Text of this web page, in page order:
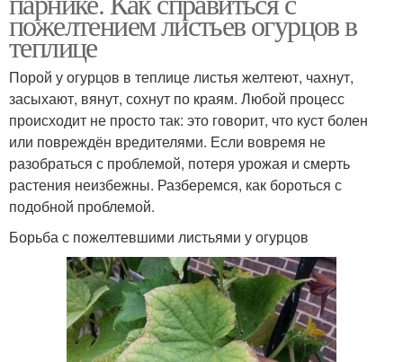
пожелтением листьев огурцов в
теплице
Порой у огурцов в теплице листья желтеют, чахнут,
засыхают, вянут, сохнут по краям. Любой процесс
происходит не просто так: это говорит, что куст болен
или повреждён вредителями. Если вовремя не
разобраться с проблемой, потеря урожая и смерть
растения неизбежны. Разберемся, как бороться с
подобной проблемой.
Борьба с пожелтевшими листьями у огурцов